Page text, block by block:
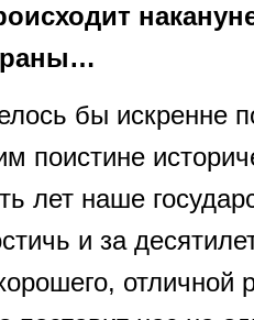
бы искренне
поистине
лет наше
и за
отличной